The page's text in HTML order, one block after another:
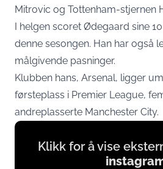
Mitrovic og Tottenham-stjernen
I helgen scoret Ødegaard sine
denne sesongen. Han har også
målgivende pasninger.
Klubben hans, Arsenal, ligger
førsteplass i Premier League,
andreplasserte Manchester City.
Display
contentKlikk for å vise